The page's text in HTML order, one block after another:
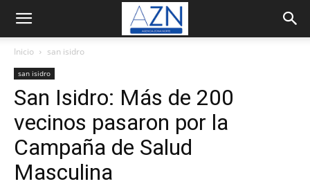
Inicio san isidro
san isidro
San Isidro: Más de 200
vecinos pasaron por la
Campaña de Salud
Masculina